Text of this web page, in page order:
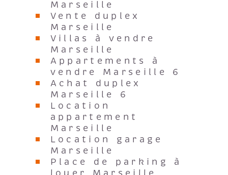
Vente duplex
Marseille
Villas à vendre
Marseille
Appartements à
vendre Marseille 6
Achat duplex
Marseille 6
Location
appartement
Marseille
Location garage
Marseille
Place de parking à
louer Marseille